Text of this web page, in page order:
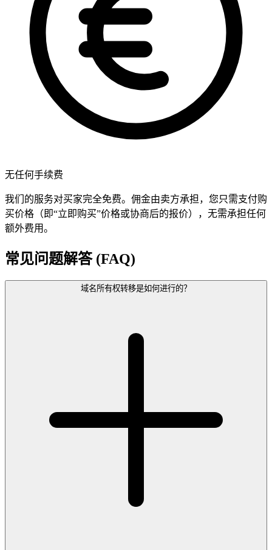
无任何手续费
我们的服务对买家完全免费。佣金由卖方承担，您只需支付购
买价格（即“立即购买”价格或协商后的报价），无需承担任何
额外费用。
常见问题解答 (FAQ)
域名所有权转移是如何进行的？